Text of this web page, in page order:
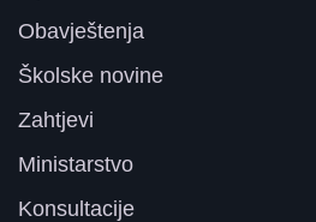
Obavještenja
Školske novine
Zahtjevi
Ministarstvo
Konsultacije